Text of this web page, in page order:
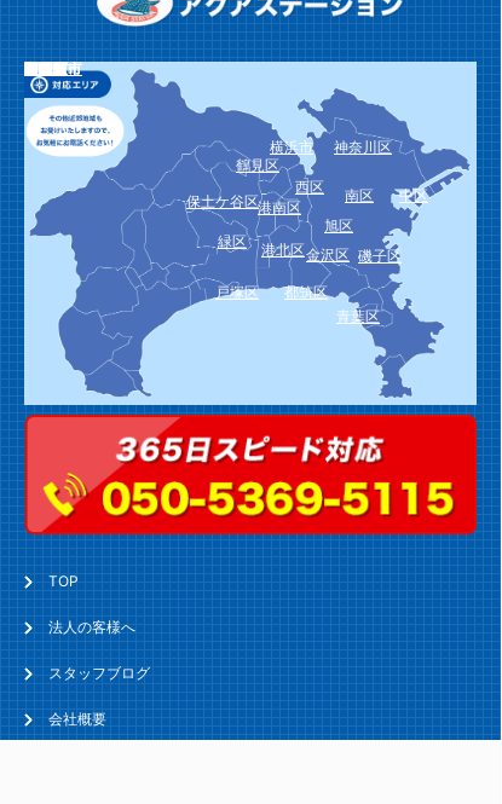
横浜市
鶴見区
神奈川区
西区 中区
南区
港南区
保土ケ谷区
旭区
磯子区
金沢区
港北区
緑区
青葉区
都筑区
戸塚区
栄区
泉区
瀬谷区
川崎市
川崎区
幸区
中原区
高津区
宮前区
多摩区
麻生区
横須賀市
鎌倉市
逗子市
三浦市
葉山町
相模原市
緑区
中央区
南区
厚木市
大和市
海老名市
座間市
綾瀬市
愛川町
平塚市
藤沢市
茅ヶ崎市
秦野市
伊勢原市
寒川町
大磯町
二宮町
小田原市
南足柄市
中井町
大井町
松田町
山北町
開成町
箱根町
真鶴町
湯河原町
TOP
法人の客様へ
スタッフブログ
会社概要